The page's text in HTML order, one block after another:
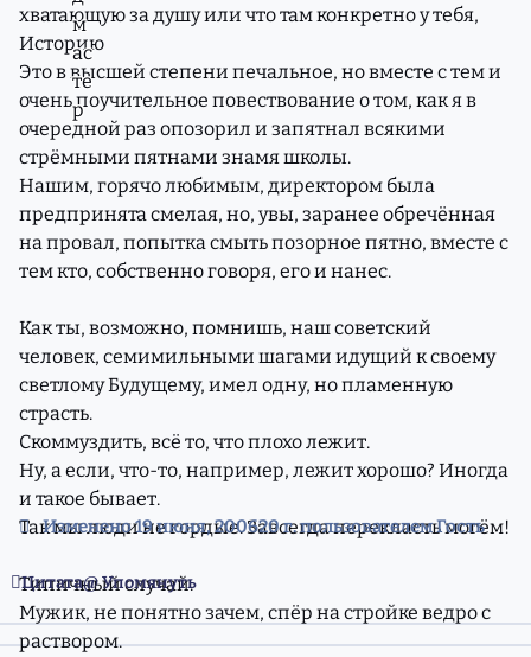
хватающую за душу или что там конкретно у тебя,
Историю
Это в высшей степени печальное, но вместе с тем и
очень поучительное повествование о том, как я в
очередной раз опозорил и запятнал всякими
стрёмными пятнами знамя школы.
Нашим, горячо любимым, директором была
предпринята смелая, но, увы, заранее обречённая
на провал, попытка смыть позорное пятно, вместе с
тем кто, собственно говоря, его и нанес.
Как ты, возможно, помнишь, наш советский
человек, семимильными шагами идущий к своему
светлому Будущему, имел одну, но пламенную
страсть.
Скоммуздить, всё то, что плохо лежит.
Ну, а если, что-то, например, лежит хорошо? Иногда
и такое бывает.
Так мы люди не гордые. Завсегда перекласть могём!
Типичный случай.
Мужик, не понятно зачем, спёр на стройке ведро с
раствором.
Изменено19 июня, 200620 г.пользователем Гость
Цитата Упомянуть